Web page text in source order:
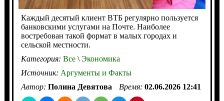
Каждый десятый клиент ВТБ регулярно пользуется
банковскими услугами на Почте. Наиболее
востребован такой формат в малых городах и
сельской местности.
Категория: Все\Экономика
Источник: Аргументы и Факты
Автор: Полина Девятова Время: 02.06.2026 12:41